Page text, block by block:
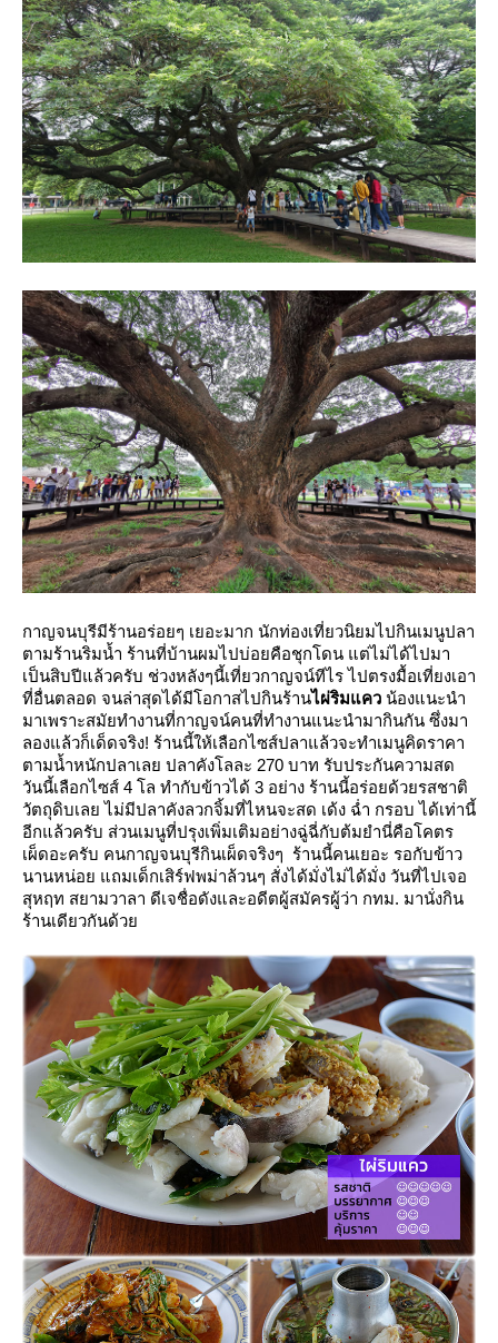
กาญจนบุรีมีร้านอร่อยๆ เยอะมาก นักท่องเที่ยวนิยมไปกินเมนูปลา
ตามร้านริมน้ำ ร้านที่บ้านผมไปบ่อยคือชุกโดน แต่ไม่ได้ไปมา
เป็นสิบปีแล้วครับ ช่วงหลังๆนี้เที่ยวกาญจน์ทีไร ไปตรงมื้อเที่ยงเอา
ที่อื่นตลอด จนล่าสุดได้มีโอกาสไปกินร้านไผ่ริมแคว น้องแนะนำ
มาเพราะสมัยทำงานที่กาญจน์คนที่ทำงานแนะนำมากินกัน ซึ่งมา
ลองแล้วก็เด็ดจริง! ร้านนี้ให้เลือกไซส์ปลาแล้วจะทำเมนูคิดราคา
ตามน้ำหนักปลาเลย ปลาคังโลละ 270 บาท รับประกันความสด
วันนี้เลือกไซส์ 4 โล ทำกับข้าวได้ 3 อย่าง ร้านนี้อร่อยด้วยรสชาติ
วัตถุดิบเลย ไม่มีปลาคังลวกจิ้มที่ไหนจะสด เด้ง ฉ่ำ กรอบ ได้เท่านี้
อีกแล้วครับ ส่วนเมนูที่ปรุงเพิ่มเติมอย่างฉู่ฉี่กับต้มยำนี่คือโคตร
เผ็ดอะครับ คนกาญจนบุรีกินเผ็ดจริงๆ ร้านนี้คนเยอะ รอกับข้าว
นานหน่อย แถมเด็กเสิร์ฟพม่าล้วนๆ สั่งได้มั่งไม่ได้มั่ง วันที่ไปเจอ
สุหฤท สยามวาลา ดีเจชื่อดังและอดีตผู้สมัครผู้ว่า กทม. มานั่งกิน
ร้านเดียวกันด้ว